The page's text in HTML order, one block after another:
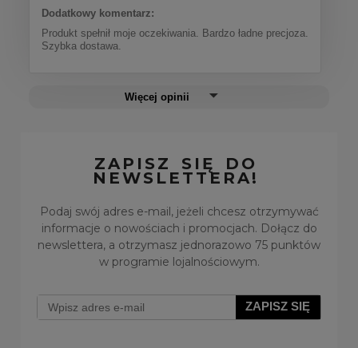
Dodatkowy komentarz:
Produkt spełnił moje oczekiwania. Bardzo ładne precjoza.
Szybka dostawa.
Więcej opinii
ZAPISZ SIĘ DO
NEWSLETTERA!
Podaj swój adres e-mail, jeżeli chcesz otrzymywać
informacje o nowościach i promocjach. Dołącz do
newslettera, a otrzymasz jednorazowo 75 punktów
w programie lojalnościowym.
ZAPISZ SIĘ